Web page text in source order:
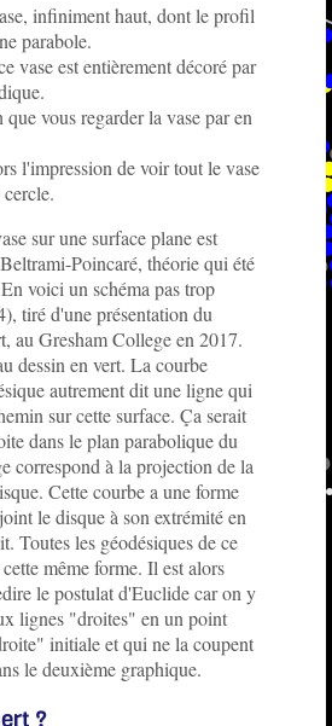
infiniment haut, dont le profil
parabole.
vase est entièrement décoré par
vous regarder la vase par en
l'impression de voir tout le vase
sur une surface plane est
Poincaré, théorie qui été
voici un schéma pas trop
tiré d'une présentation du
au Gresham College en 2017.
dessin en vert. La courbe
autrement dit une ligne qui
sur cette surface. Ça serait
dans le plan parabolique du
correspond à la projection de la
Cette courbe a une forme
le disque à son extrémité en
Toutes les géodésiques de ce
même forme. Il est alors
le postulat d'Euclide car on y
lignes "droites" en un point
initiale et qui ne la coupent
le deuxième graphique.
?